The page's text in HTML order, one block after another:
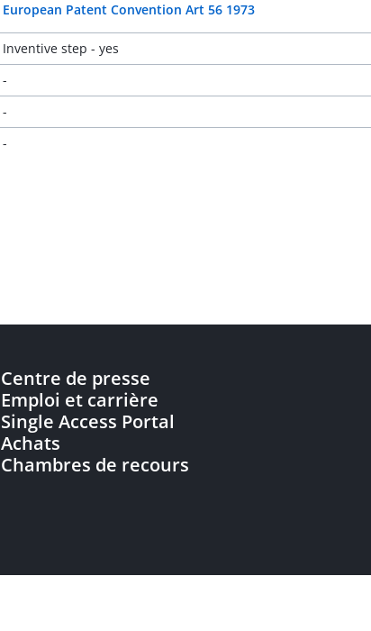
European Patent Convention Art 56 1973
Inventive step - yes
-
-
-
Centre de presse
Emploi et carrière
Single Access Portal
Achats
Chambres de recours